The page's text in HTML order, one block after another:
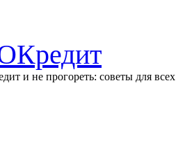
и не прогореть: советы для всех